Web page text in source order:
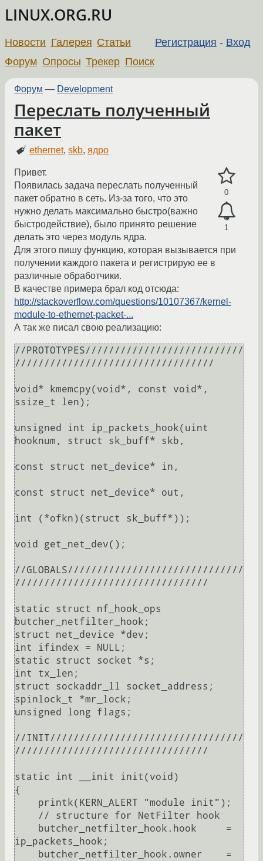
LINUX.ORG.RU
Регистрация - Вход
Новости Галерея Статьи
Форум Опросы Трекер Поиск
Форум — Development
Переслать полученный
пакет
ethernet,skb,ядро
0
1
Привет.
Появилась задача переслать полученный
пакет обратно в сеть. Из-за того, что это
нужно делать максимально быстро(важно
быстродействие), было принято решение
делать это через модуль ядра.
Для этого пишу функцию, которая вызывается при
получении каждого пакета и регистрирую ее в
различные обработчики.
В качестве примера брал код отсюда:
http://stackoverflow.com/questions/10107367/kernel-
module-to-ethernet-packet-...
А так же писал свою реализацию:
//PROTOTYPES///////////////////////////
//////////////////////////////////
void* kmemcpy(void*, const void*,
ssize_t len);
unsigned int ip_packets_hook(uint
hooknum, struct sk_buff* skb,
const struct net_device* in,
const struct net_device* out,
int (*ofkn)(struct sk_buff*));
void get_net_dev();
//GLOBALS//////////////////////////////
/////////////////////////////////
static struct nf_hook_ops
butcher_netfilter_hook;
struct net_device *dev;
int ifindex = NULL;
static struct socket *s;
int tx_len;
struct sockaddr_ll socket_address;
spinlock_t *mr_lock;
unsigned long flags;
//INIT/////////////////////////////////
/////////////////////////////////
static int __init init(void)
{
ip_packets_hook;